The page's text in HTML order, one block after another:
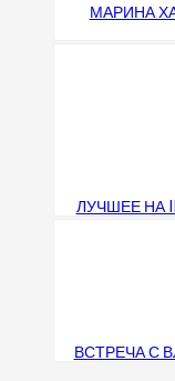
МАРИНА
ЛУЧШЕЕ НА
ВСТРЕЧА С